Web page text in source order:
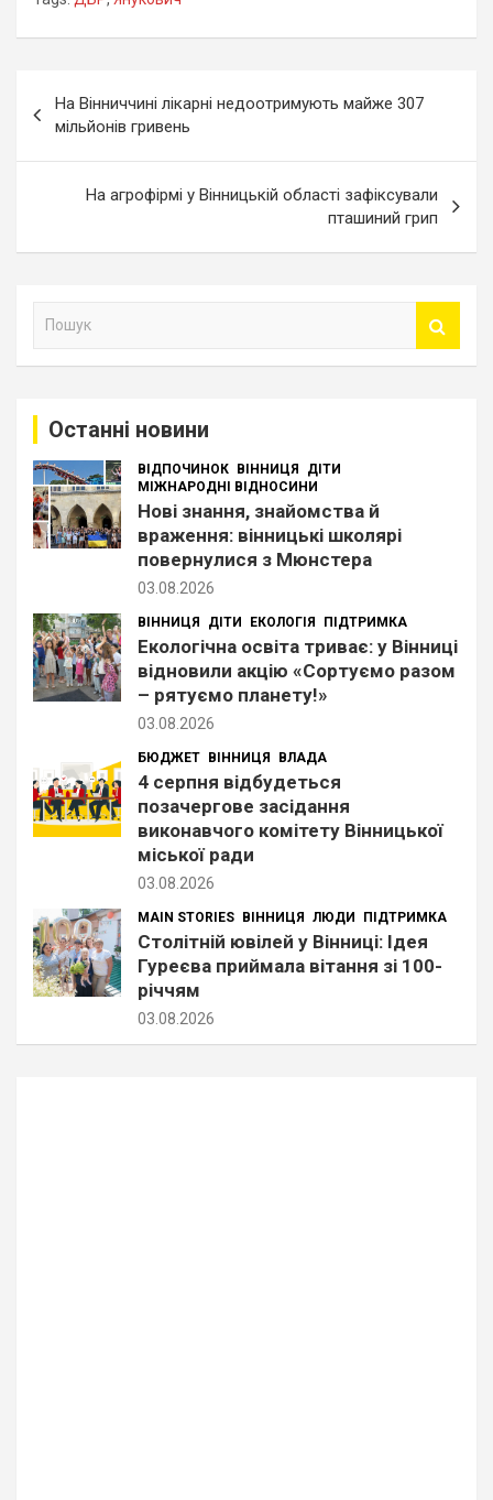
записів
На Вінниччині лікарні недоотримують майже 307
мільйонів гривень
На агрофірмі у Вінницькій області зафіксували
пташиний грип
Останні новини
ВІДПОЧИНОК ВІННИЦЯ
ДІТИ
МІЖНАРОДНІ ВІДНОСИНИ
Нові знання, знайомства й
враження: вінницькі школярі
повернулися з Мюнстера
03.08.2026
ВІННИЦЯ ДІТИ ЕКОЛОГІЯ ПІДТРИМКА
Екологічна освіта триває: у Вінниці
відновили акцію «Сортуємо разом
– рятуємо планету!»
03.08.2026
БЮДЖЕТ ВІННИЦЯ ВЛАДА
4 серпня відбудеться
позачергове засідання
виконавчого комітету Вінницької
міської ради
03.08.2026
MAIN STORIES ВІННИЦЯ ЛЮДИ ПІДТРИМКА
Столітній ювілей у Вінниці: Ідея
Гуреєва приймала вітання зі 100-
річчям
03.08.2026